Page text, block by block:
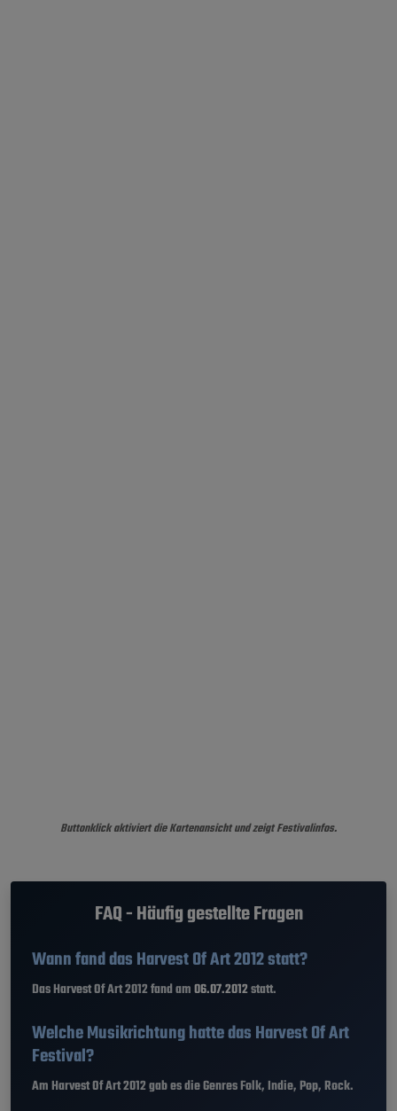
Buttonklick aktiviert die Kartenansicht und zeigt Festivalinfos.
FAQ - Häufig gestellte Fragen
Wann fand das Harvest Of Art 2012 statt?
Das Harvest Of Art 2012 fand am06.07.2012statt.
Welche Musikrichtung hatte das Harvest Of Art
Festival?
Am Harvest Of Art 2012 gab es die Genres Folk, Indie, Pop, Rock.